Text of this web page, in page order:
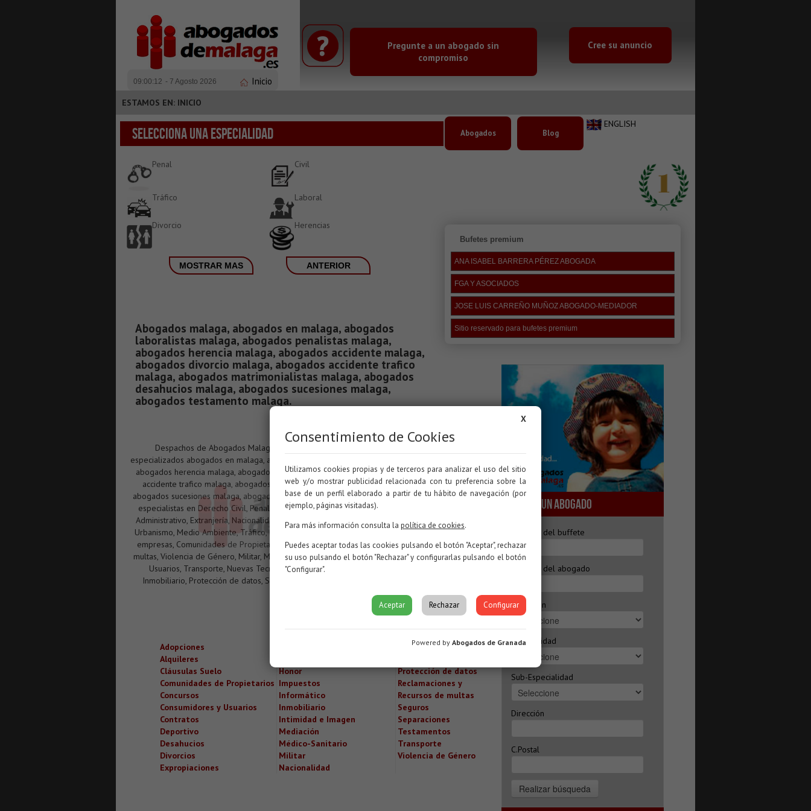
09:00:12 - 7 Agosto 2026 Inicio
Pregunte a un abogado sin
compromiso
Cree su anuncio
ESTAMOS EN: INICIO
ENGLISH
Abogados Blog
Bufetes premium
ANA ISABEL BARRERA PÉREZ ABOGADA
FGA Y ASOCIADOS
JOSE LUIS CARREÑO MUÑOZ ABOGADO-MEDIADOR
Sitio reservado para bufetes premium
SELECCIONA UNA ESPECIALIDAD
Penal Civil
Tráfico Laboral
Divorcio Herencias
Abogados malaga, abogados en malaga, abogados
laboralistas malaga, abogados penalistas malaga,
abogados herencia malaga, abogados accidente malaga,
abogados divorcio malaga, abogados accidente trafico
malaga, abogados matrimonialistas malaga, abogados
desahucios malaga, abogados sucesiones malaga,
abogados testamento malaga.
Despachos de Abogados Malaga , directorio de la provincia donde puede encontrar
especializados abogados en malaga, abogados laboralistas malaga, abogados penalistas malaga,
abogados herencia malaga, abogados accidente malaga, abogados divorcio malaga, abogados
accidente trafico malaga, abogados matrimonialistas malaga, abogados desahucios malaga,
abogados sucesiones malaga, abogados testamento malaga. Directorio de Abogados de malaga
especialistas en Derecho Civil, Penal, Separaciones, Divorcios, Nulidades, Mediación, Canónico,
Administrativo, Extranjería, Nacionalidad, Impuestos, Tributario, Fiscal, Laboral, Seguridad Social,
Urbanismo, Medio Ambiente, Tráfico, Mercantil, Sucesiones, Herencias, Testamentos, Asesoría de
empresas, Comunidades de Propietarios , Desahucios, Alquileres, Reclamaciones y recursos de
multas, Violencia de Género, Militar, Médico-Sanitario, Farmacéutico, Informático, Consumidores y
Usuarios, Transporte, Nuevas Tecnologías, Cláusulas Suelo, Adopciones, Expropiaciones,
Inmobiliario, Protección de datos, Seguros, Honor, Intimidad e Imagen, Contratos, Deportivo,
Adopciones
Alquileres
Cláusulas Suelo
Comunidades de Propietarios
Concursos
Consumidores y Usuarios
Contratos
Deportivo
Desahucios
Divorcios
Expropiaciones
Honor
Impuestos
Informático
Inmobiliario
Intimidad e Imagen
Mediación
Médico-Sanitario
Militar
Nacionalidad
Nuevas Tecnologías
Protección de datos
Reclamaciones y
Recursos de multas
Seguros
Separaciones
Testamentos
Transporte
Violencia de Género
BUSCO UN ABOGADO
Nombre del buffete
Nombre del abogado
Población
Especialidad
Sub-Especialidad
Dirección
C.Postal
X
Consentimiento de Cookies
Utilizamos cookies propias y de terceros para analizar el uso del sitio
web y/o mostrar publicidad relacionada con tu preferencia sobre la
base de un perfil elaborado a partir de tu hábito de navegación (por
ejemplo, páginas visitadas).
Para más información consulta la política de cookies.
Puedes aceptar todas las cookies pulsando el botón "Aceptar", rechazar
su uso pulsando el botón "Rechazar" y configurarlas pulsando el botón
"Configurar".
Aceptar Rechazar Configurar
Powered by Abogados de Granada